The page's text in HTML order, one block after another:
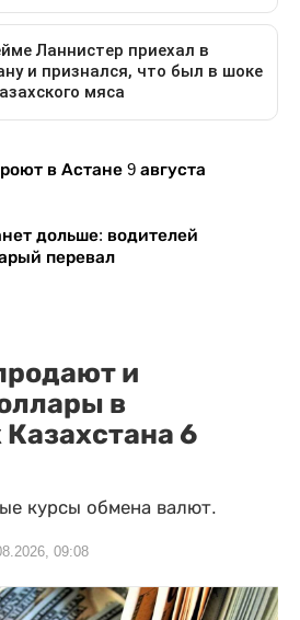
в Астане 9 августа
дольше: водителей
перевал
и
в
6
курсы обмена валют.
09:08